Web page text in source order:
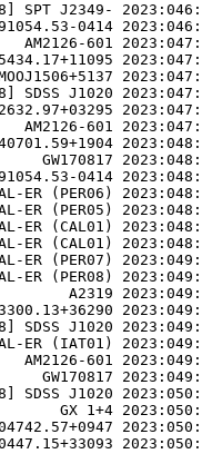
SPT J2349-
0414
AM2126-601
SDSS J1020
AM2126-601
GW170817
0414
(PER06)
(PER05)
(CAL01)
(CAL01)
(PER07)
A2319
SDSS J1020
AM2126-601
GW170817
SDSS J1020
GX 1+4